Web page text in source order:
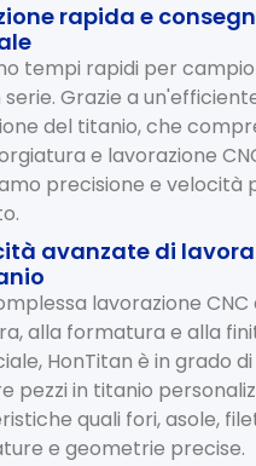
rapida e
tempi rapidi per
serie. Grazie a
del titanio, che
e lavorazione
precisione e velocità
avanzate di
lavorazione CNC
alla formatura e alla
HonTitan è in grado di
pezzi in titanio
quali fori, asole,
e geometrie precise.